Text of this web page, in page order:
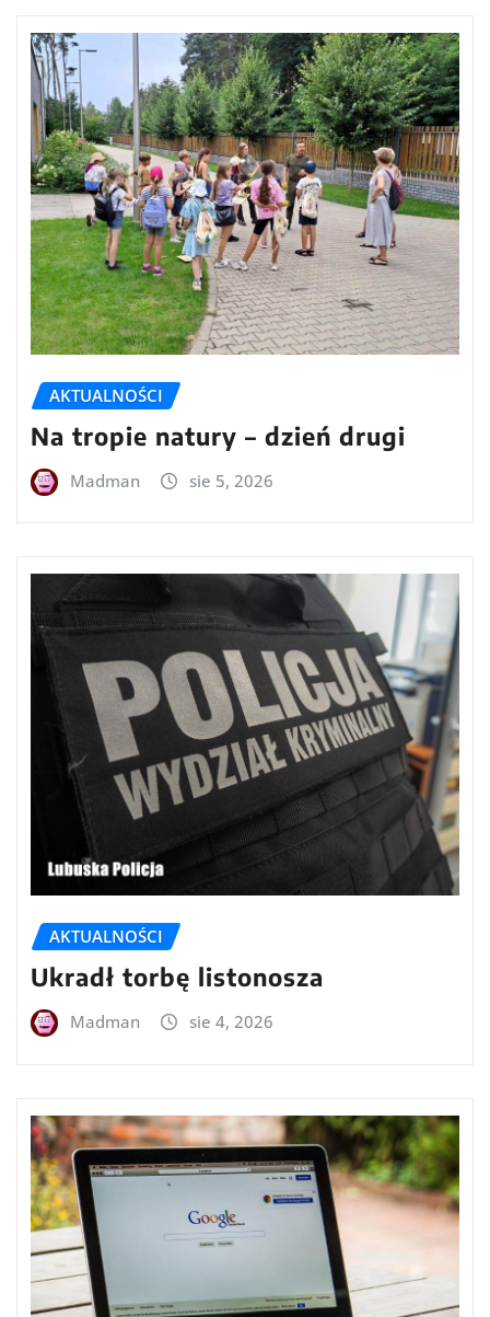
AKTUALNOŚCI
Na tropie natury – dzień drugi
Madman sie 5, 2026
AKTUALNOŚCI
Ukradł torbę listonosza
Madman sie 4, 2026